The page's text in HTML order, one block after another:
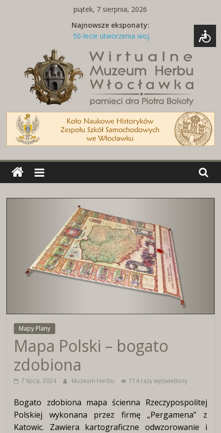
piątek, 7 sierpnia, 2026
Najnowsze eksponaty:
50-lecie utworzenia woj.
Tabliczka z nazwą ulicy
Naszywki z herbami miast
Brelok z godłem Polski i herbem
miasta
Miedziany talerz z herbami miast
Wirtualne
Muzeum
Herbu
Włocławka
Włocławka
Mapy Plany
Mapa Polski – bogato
zdobiona
7 lipca, 2024 Muzeum Herbu 714 razy wyświetlony
Bogato zdobiona mapa ścienna Rzeczypospolitej
Polskiej wykonana przez firmę „Pergamena” z
Katowic. Zawiera kartograficzne odwzorowanie i